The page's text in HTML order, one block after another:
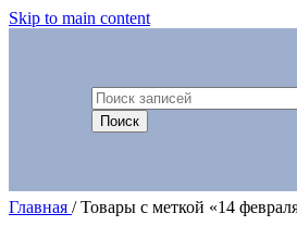
Skip to main content
Поиск
Главная / Товары с меткой «14